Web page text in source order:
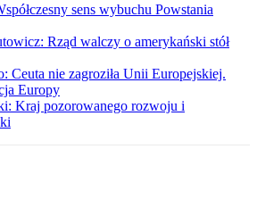
sens wybuchu Powstania
Rząd walczy o amerykański stół
Ceuta nie zagroziła Unii Europejskiej.
Europy
Kraj pozorowanego rozwoju i